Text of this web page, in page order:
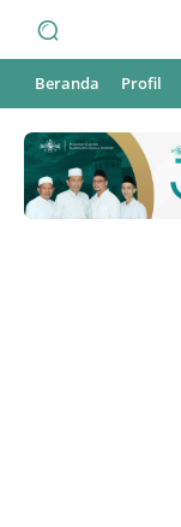
Beranda Profil